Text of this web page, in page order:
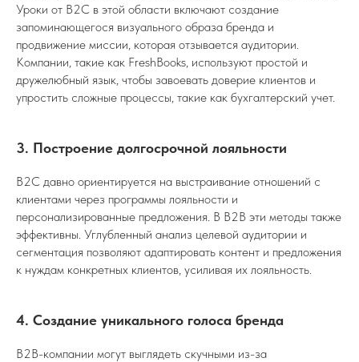
Уроки от B2C в этой области включают создание
запоминающегося визуального образа бренда и
продвижение миссии, которая отзывается аудитории.
Компании, такие как FreshBooks, используют простой и
дружелюбный язык, чтобы завоевать доверие клиентов и
упростить сложные процессы, такие как бухгалтерский учет.
3. Построение долгосрочной лояльности
B2C давно ориентируется на выстраивание отношений с
клиентами через программы лояльности и
персонализированные предложения. В B2B эти методы также
эффективны. Углубленный анализ целевой аудитории и
сегментация позволяют адаптировать контент и предложения
к нуждам конкретных клиентов, усиливая их лояльность.
4. Создание уникального голоса бренда
B2B-компании могут выглядеть скучными из-за